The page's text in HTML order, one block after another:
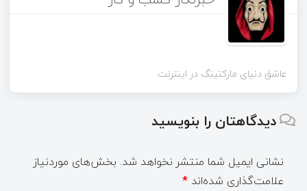
عاشق دنیای مارکتینگ در اینترنت
دیدگاهتان را بنویسید
نشانی ایمیل شما منتشر نخواهد شد. بخش‌های موردنیاز
علامت‌گذاری شده‌اند *